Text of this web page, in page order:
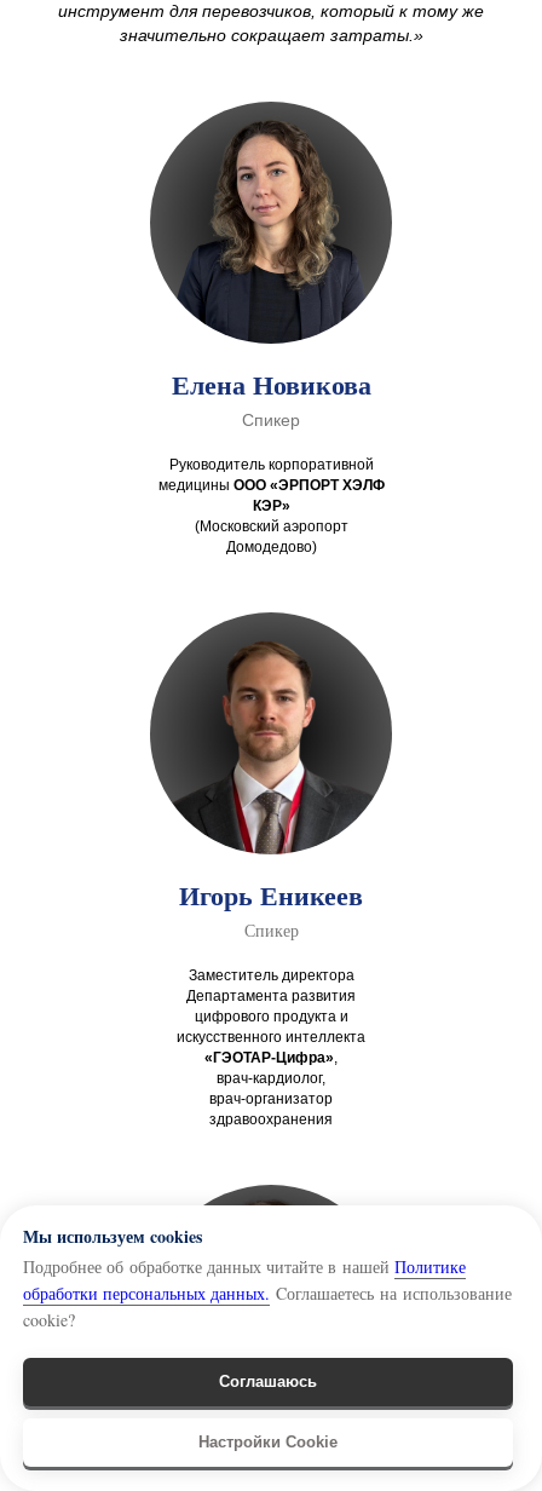
инструмент для перевозчиков, который к тому же
значительно сокращает затраты.»
Елена Новикова
Спикер
Руководитель корпоративной
медицины ООО «ЭРПОРТ ХЭЛФ
КЭР»
(Московский аэропорт
Домодедово)
Игорь Еникеев
Спикер
Заместитель директора
Департамента развития
цифрового продукта и
искусственного интеллекта
«ГЭОТАР-Цифра»,
врач-кардиолог,
врач-организатор
здравоохранения
Юлия Щеглова
Мы используем cookies
Подробнее об обработке данных читайте в нашей Политике
обработки персональных данных. Cоглашаетесь на использование
cookie?
Соглашаюсь
Настройки Cookie